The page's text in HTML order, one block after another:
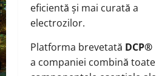
eficientă și mai curată a
electrozilor.
Platforma brevetată DCP®
a companiei combină toate